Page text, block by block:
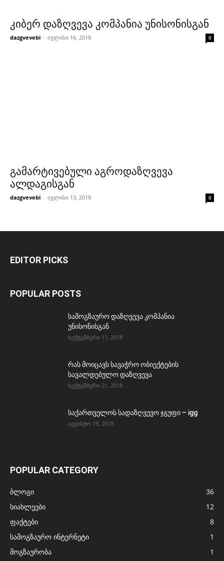
კიბერ დაზღვევა კომპანია უნისონისგან
dazgvevebi - ივლისი 16, 2018 0
გამარტივებული აგროდაზღვევა
ალდაგისგან
dazgvevebi - ივლისი 13, 2018 0
EDITOR PICKS
POPULAR POSTS
სამოგზაურო დაზღვევა კომპანია
უნისონისგან
სექტემბერი 11, 2018
რას მოიცავს სავაჭრო ობიექტების
სავალდებულო დაზღვევა
სექტემბერი 21, 2018
საქართველოს სადაზღვევო ჯგუფი – igg
აგვისტო 19, 2018
POPULAR CATEGORY
ბლოგი
36
სიახლეები
12
ფაქტები
8
სამოგზაურო ინტერნეტი
1
მოგზაურობა
1